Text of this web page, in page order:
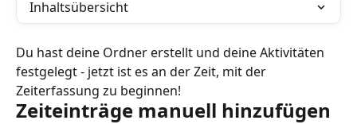
Inhaltsübersicht
Du hast deine Ordner erstellt und deine Aktivitäten
festgelegt - jetzt ist es an der Zeit, mit der
Zeiterfassung zu beginnen!
Zeiteinträge manuell hinzufügen